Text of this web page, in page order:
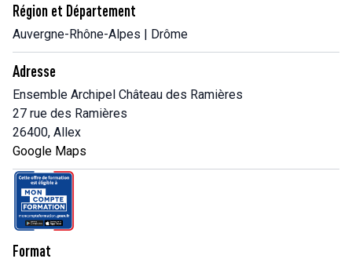
Région et Département
Auvergne-Rhône-Alpes | Drôme
Adresse
Ensemble Archipel Château des Ramières
27 rue des Ramières
26400, Allex
Google Maps
Format